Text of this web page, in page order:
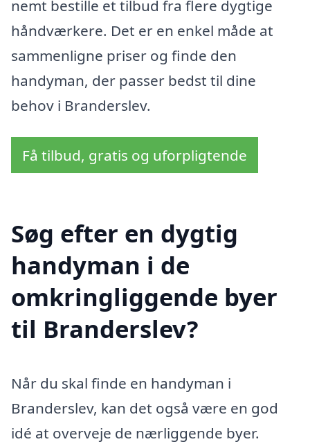
nemt bestille et tilbud fra flere dygtige
håndværkere. Det er en enkel måde at
sammenligne priser og finde den
handyman, der passer bedst til dine
behov i Branderslev.
Få tilbud, gratis og uforpligtende
Søg efter en dygtig
handyman i de
omkringliggende byer
til Branderslev?
Når du skal finde en handyman i
Branderslev, kan det også være en god
idé at overveje de nærliggende byer.